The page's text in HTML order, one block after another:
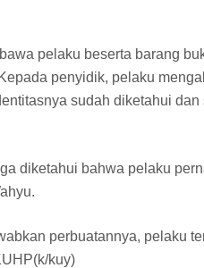
pelaku beserta barang
penyidik, pelaku
sudah diketahui
diketahui bahwa pelaku
perbuatannya, pelaku
kuy)